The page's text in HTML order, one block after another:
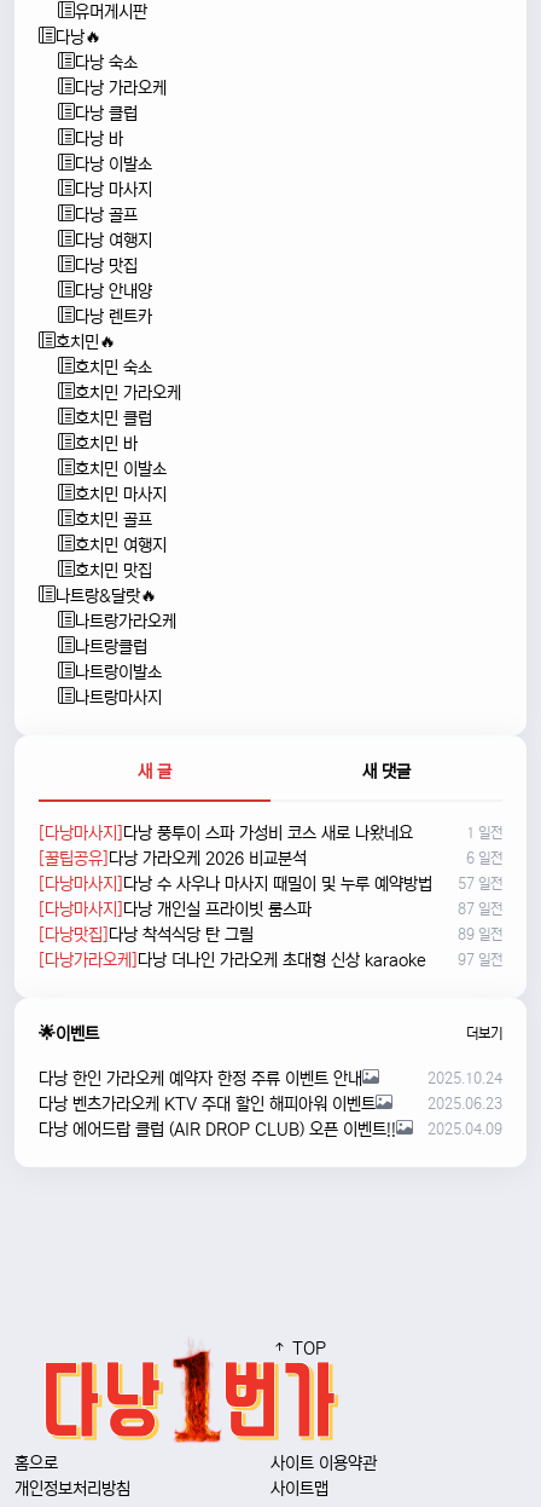
유머게시판
다낭🔥
다낭 숙소
다낭 가라오케
다낭 클럽
다낭 바
다낭 이발소
다낭 마사지
다낭 골프
다낭 여행지
다낭 맛집
다낭 안내양
다낭 렌트카
호치민🔥
호치민 숙소
호치민 가라오케
호치민 클럽
호치민 바
호치민 이발소
호치민 마사지
호치민 골프
호치민 여행지
호치민 맛집
나트랑&달랏🔥
나트랑가라오케
나트랑클럽
나트랑이발소
나트랑마사지
새 글 새 댓글
[다낭마사지]다낭 풍투이 스파 가성비 코스 새로 나왔네요 1 일전
[꿀팁공유]다낭 가라오케 2026 비교분석 6 일전
[다낭마사지]다낭 수 사우나 마사지 때밀이 및 누루 예약방법 57 일전
[다낭마사지]다낭 개인실 프라이빗 룸스파 87 일전
[다낭맛집]다낭 착석식당 탄 그릴 89 일전
[다낭가라오케]다낭 더나인 가라오케 초대형 신상 karaoke 97 일전
🌟이벤트 더보기
다낭 한인 가라오케 예약자 한정 주류 이벤트 안내 2025.10.24
다낭 벤츠가라오케 KTV 주대 할인 해피아워 이벤트 2025.06.23
다낭 에어드랍 클럽 (AIR DROP CLUB) 오픈 이벤트!! 2025.04.09
TOP
홈으로
사이트 이용약관
개인정보처리방침
사이트맵